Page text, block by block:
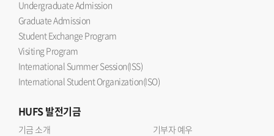
Undergraduate Admission
Graduate Admission
Student Exchange Program
Visiting Program
International Summer Session(ISS)
International Student Organization(ISO)
HUFS발전기금
기금 소개
기부자 예우